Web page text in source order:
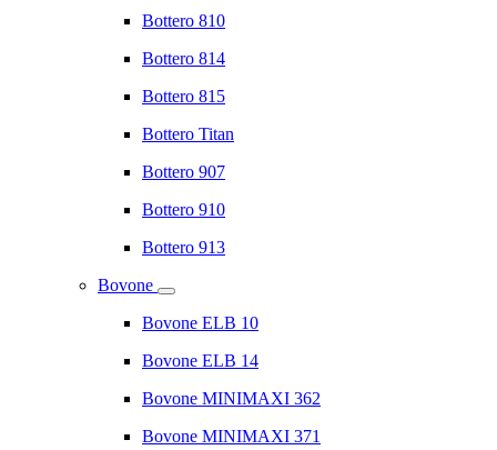
Bottero 810
Bottero 814
Bottero 815
Bottero Titan
Bottero 907
Bottero 910
Bottero 913
Bovone
Bovone ELB 10
Bovone ELB 14
Bovone MINIMAXI 362
Bovone MINIMAXI 371